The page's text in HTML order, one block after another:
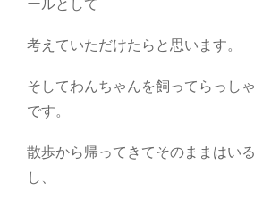
考えていただけたらと思います。
そしてわんちゃんを飼ってらっし
です。
散歩から帰ってきてそのままはい
し、